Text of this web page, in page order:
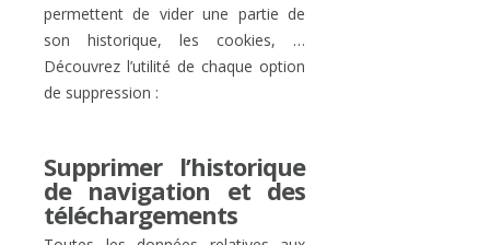
permettent de vider une partie de
son historique, les cookies, …
Découvrez l’utilité de chaque option
de suppression :
Supprimer l’historique
de navigation et des
téléchargements